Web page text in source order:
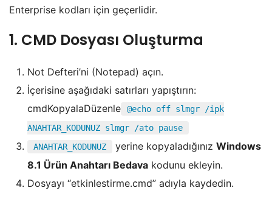
Enterprise kodları için geçerlidir.
1. CMD Dosyası Oluşturma
Not Defteri’ni (Notepad) açın.
İçerisine aşağıdaki satırları yapıştırın:
cmdKopyalaDüzenle
@echo off slmgr /ipk
ANAHTAR_KODUNUZ slmgr /ato pause
ANAHTAR_KODUNUZ
yerine kopyaladığınız Windows
8.1 Ürün Anahtarı Bedava kodunu ekleyin.
Dosyayı “etkinlestirme.cmd” adıyla kaydedin.